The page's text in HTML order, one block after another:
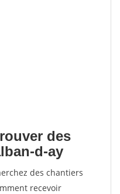
des
d-ay
des chantiers
recevoir